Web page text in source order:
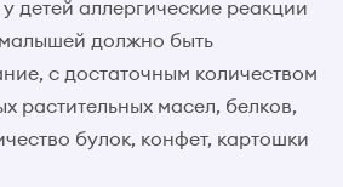
детей аллергические реакции
должно быть
с достаточным количеством
растительных масел, белков,
булок, конфет, картошки